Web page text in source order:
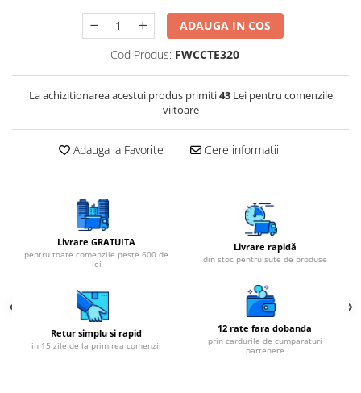
Membrane osmoza inversa
Membrana Ultrafiltrare
Cartuse In-Line
Cartuse diverse
Lampi UV de schimb
Ultrafiltrare
Sterilizare cu UV
Osmoza inversa
Sisteme fara pompa de presiune
Sisteme cu pompa de presiune
ADAUGA IN COS
Cod Produs: FWCCTE320
La achizitionarea acestui produs primiti43Lei pentru comenzile
viitoare
Adauga la Favorite Cere informatii
Livrare GRATUITA
pentru toate comenzile peste 600 de
lei
Livrare rapidă
din stoc pentru sute de produse
Retur simplu si rapid
in 15 zile de la primirea comenzii
12 rate fara dobanda
prin cardurile de cumparaturi
partenere